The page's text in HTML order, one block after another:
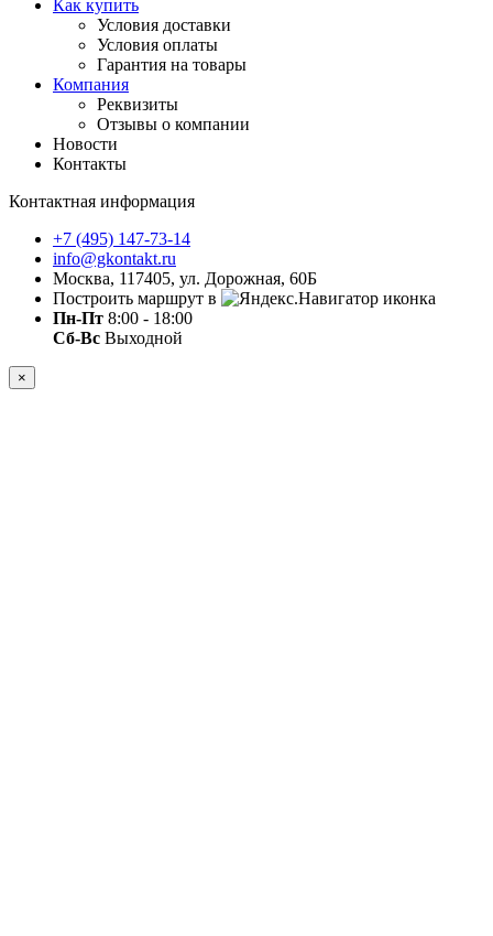
Как купить
Условия доставки
Условия оплаты
Гарантия на товары
Компания
Реквизиты
Отзывы о компании
Новости
Контакты
Контактная информация
+7 (495) 147-73-14
info@gkontakt.ru
Москва, 117405, ул. Дорожная, 60Б
Построить маршрут в
Пн-Пт 8:00 - 18:00
Сб-Вс Выходной
×